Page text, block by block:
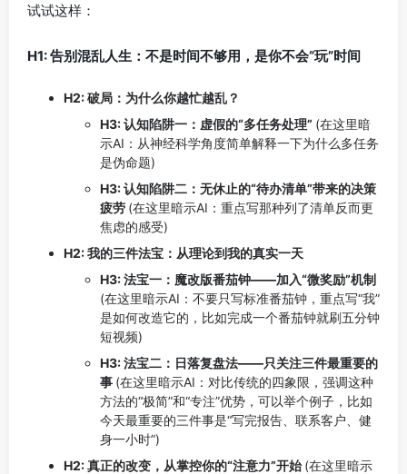
试试这样：
H1: 告别混乱人生：不是时间不够用，是你不会“玩”时间
H2: 破局：为什么你越忙越乱？
H3: 认知陷阱一：虚假的“多任务处理” (在这里暗
示AI：从神经科学角度简单解释一下为什么多任务
是伪命题)
H3: 认知陷阱二：无休止的“待办清单”带来的决策
疲劳 (在这里暗示AI：重点写那种列了清单反而更
焦虑的感受)
H2: 我的三件法宝：从理论到我的真实一天
H3: 法宝一：魔改版番茄钟——加入“微奖励”机制
(在这里暗示AI：不要只写标准番茄钟，重点写“我”
是如何改造它的，比如完成一个番茄钟就刷五分钟
短视频)
H3: 法宝二：日落复盘法——只关注三件最重要的
事 (在这里暗示AI：对比传统的四象限，强调这种
方法的“极简”和“专注”优势，可以举个例子，比如
今天最重要的三件事是“写完报告、联系客户、健
身一小时”)
H2: 真正的改变，从掌控你的“注意力”开始 (在这里暗示